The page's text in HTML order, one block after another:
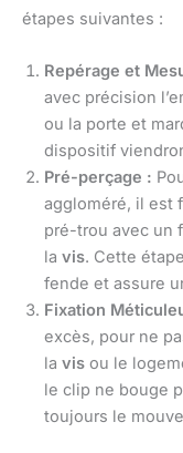
étapes suivantes :
Repérage et
avec précision
ou la porte et
dispositif
Pré-perçage :
aggloméré, il est
pré-trou avec un
la vis. Cette
fende et assure
Fixation
excès, pour ne
la vis ou le
le clip ne bouge
toujours le